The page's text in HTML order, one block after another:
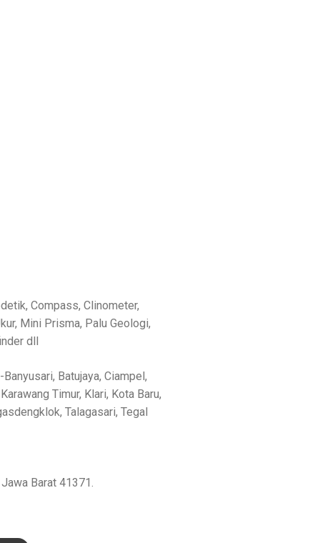
Compass, Clinometer,
Mini Prisma, Palu Geologi,
dll
Batujaya, Ciampel,
Timur, Klari, Kota Baru,
Talagasari, Tegal
Barat 41371.